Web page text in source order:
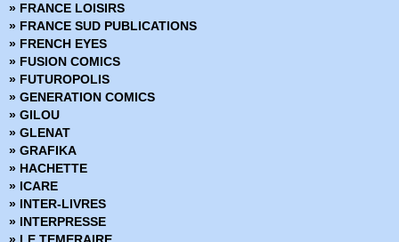
» Choker
» Chroniques de Corum
» Chroniques de Groom Lake
» Cinder & Ashe
» ClaSSwar
» Clear
» Clone
» Clones
» Clyde fans
» Codeflesh
» Collection Outsider
» Corps de pierre
» Cosmic detective
» FRANCE LOISIRS
» FRANCE SUD PUBLICATIONS
» FRENCH EYES
» FUSION COMICS
» FUTUROPOLIS
» GENERATION COMICS
» GILOU
» GLENAT
» GRAFIKA
» HACHETTE
» ICARE
» INTER-LIVRES
» INTERPRESSE
» LE TEMERAIRE